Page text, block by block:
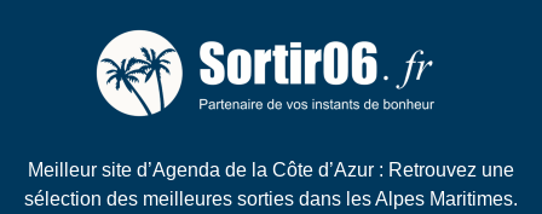
Meilleur site d’Agenda de la Côte d’Azur : Retrouvez une
sélection des meilleures sorties dans les Alpes Maritimes.